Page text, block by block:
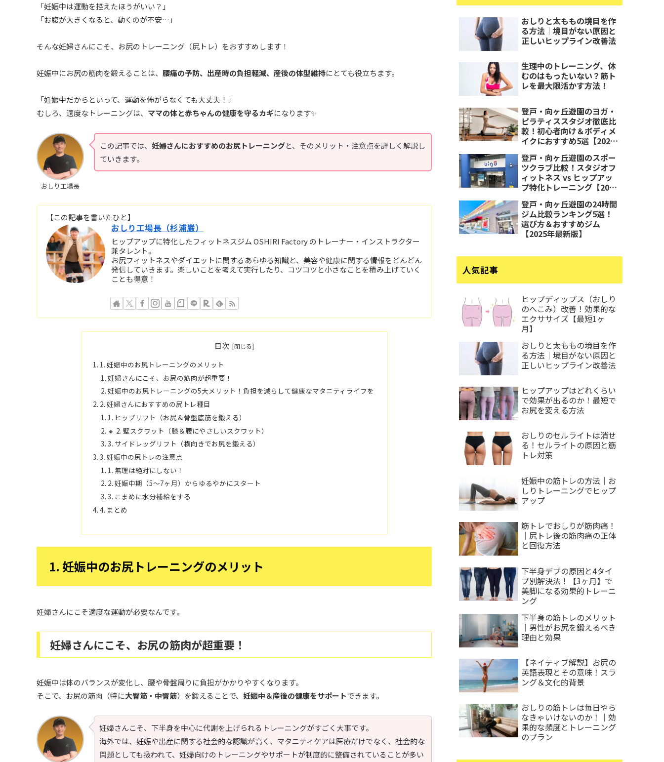
「妊娠中は運動を控えたほうがいい？」
「お腹が大きくなると、動くのが不安…」
そんな妊婦さんにこそ、お尻のトレーニング（尻トレ）をおすすめします！
妊娠中にお尻の筋肉を鍛えることは、 腰痛の予防、出産時の負担軽減、産後の体型維持にとても役立ちます。
「妊娠中だからといって、運動を怖がらなくても大丈夫！」
むしろ、適度なトレーニングは、 ママの体と赤ちゃんの健康を守るカギになります✨
おしり工場長
この記事では、 妊婦さんにおすすめのお尻トレーニングと、そのメリット・注意点を詳しく解説し
ていきます。
【この記事を書いたひと】
おしり工場長（杉浦巌）
ヒップアップに特化したフィットネスジム OSHIRI Factory のトレーナー・インストラクター
兼タレント。
お尻フィットネスやダイエットに関するあらゆる知識と、美容や健康に関する情報をどんどん
発信していきます。楽しいことを考えて実行したり、コツコツと小さなことを積み上げていく
ことも得意！
目次
1. 妊娠中のお尻トレーニングのメリット
妊婦さんにこそ、お尻の筋肉が超重要！
妊娠中のお尻トレーニングの5大メリット！負担を減らして健康なマタニティライフを
2. 妊婦さんにおすすめの尻トレ種目
1. ヒップリフト（お尻＆骨盤底筋を鍛える）
🔸 2. 壁スクワット（膝＆腰にやさしいスクワット）
3. サイドレッグリフト（横向きでお尻を鍛える）
3. 妊娠中の尻トレの注意点
1. 無理は絶対にしない！
2. 妊娠中期（5～7ヶ月）からゆるやかにスタート
3. こまめに水分補給をする
4. まとめ
1. 妊娠中のお尻トレーニングのメリット
妊婦さんにこそ適度な運動が必要なんです。
妊婦さんにこそ、お尻の筋肉が超重要！
妊娠中は体のバランスが変化し、腰や骨盤周りに負担がかかりやすくなります。
そこで、お尻の筋肉（特に大臀筋・中臀筋）を鍛えることで、 妊娠中＆産後の健康をサポートできます。
妊婦さんこそ、下半身を中心に代謝を上げられるトレーニングがすごく大事です。
海外では、妊娠や出産に関する社会的な認識が高く、マタニティケアは医療だけでなく、社会的な
問題としても扱われて、妊婦向けのトレーニングやサポートが制度的に整備されていることが多い
おしりと太ももの境目を作
る方法｜境目がない原因と
正しいヒップライン改善法
生理中のトレーニング、休
むのはもったいない？筋ト
レを最大限活かす方法！
登戸・向ヶ丘遊園のヨガ・
ピラティススタジオ徹底比
較！初心者向け＆ボディメ
イクにおすすめ5選【2025
登戸・向ヶ丘遊園のスポー
ツクラブ比較！スタジオフ
ィットネス vs ヒップアッ
プ特化トレーニング【2025
登戸・向ヶ丘遊園の24時間
ジム比較ランキング5選！
選び方＆おすすめジム
【2025年最新版】
人気記事
ヒップディップス（おしり
のへこみ）改善！効果的な
エクササイズ【最短1ヶ
月】
おしりと太ももの境目を作
る方法｜境目がない原因と
正しいヒップライン改善法
ヒップアップはどれくらい
で効果が出るのか！最短で
お尻を変える方法
おしりのセルライトは消せ
る！セルライトの原因と筋
トレ対策
妊娠中の筋トレの方法｜お
しりトレーニングでヒップ
アップ
筋トレでおしりが筋肉痛！
｜尻トレ後の筋肉痛の正体
と回復方法
下半身デブの原因と4タイ
プ別解決法！【3ヶ月】で
美脚になる効果的トレーニ
ング
下半身の筋トレのメリット
｜男性がお尻を鍛えるべき
理由と効果
【ネイティブ解説】お尻の
英語表現とその意味！スラ
ング＆文化的背景
おしりの筋トレは毎日やら
なきゃいけないのか！｜効
果的な頻度とトレーニング
のプラン